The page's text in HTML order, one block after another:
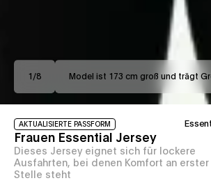
1 /8 Model ist 173 cm groß und trägt
AKTUALISIERTE PASSFORM
Frauen Essential Jersey
Dieses Jersey eignet sich für lockere
Ausfahrten, bei denen Komfort an erster
Stelle steht